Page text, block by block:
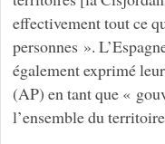
effectivement tout ce
personnes ».
également exprimé
(AP) en tant que «
l’ensemble du